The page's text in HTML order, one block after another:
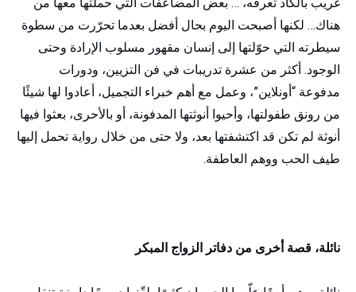
هناك… لكنها أصبحت اليوم بحال أفضل بعدما تحرّرت من سطوة
سيطرته التي حوّلتها إلى إنسان مقهور مسلوب الإرادة وحتى
الوجود. أكثر من عشرة تدريبات في فن التزيين، ودورات
مدفوعة “أونلاين”، وعمل مع أهم خبراء التجميل، أعادوا لها شيئًا
من رونق طفولتها، وأحيوا أنوثتها المدفونة، أو بالأحرى، بعثوا فيها
أنوثة لم تكن قد اكتشفتها بعد، ولا حتى من خلال رواية تحمل إليها
طيف الحب ووهم العاطفة.
نائلة، قصة أخرى من دفاتر الزواج المبكر